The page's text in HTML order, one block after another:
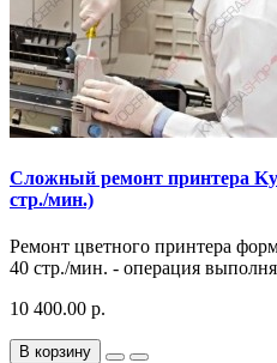
Сложный ремонт принтера
стр./мин.)
Ремонт цветного принтера
40 стр./мин. - операция
10 400.00 р.
В корзину